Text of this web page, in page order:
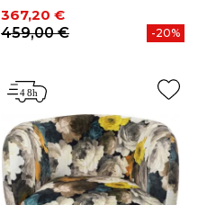
Prix
367,20 €
Prix de base
459,00 €
-20%